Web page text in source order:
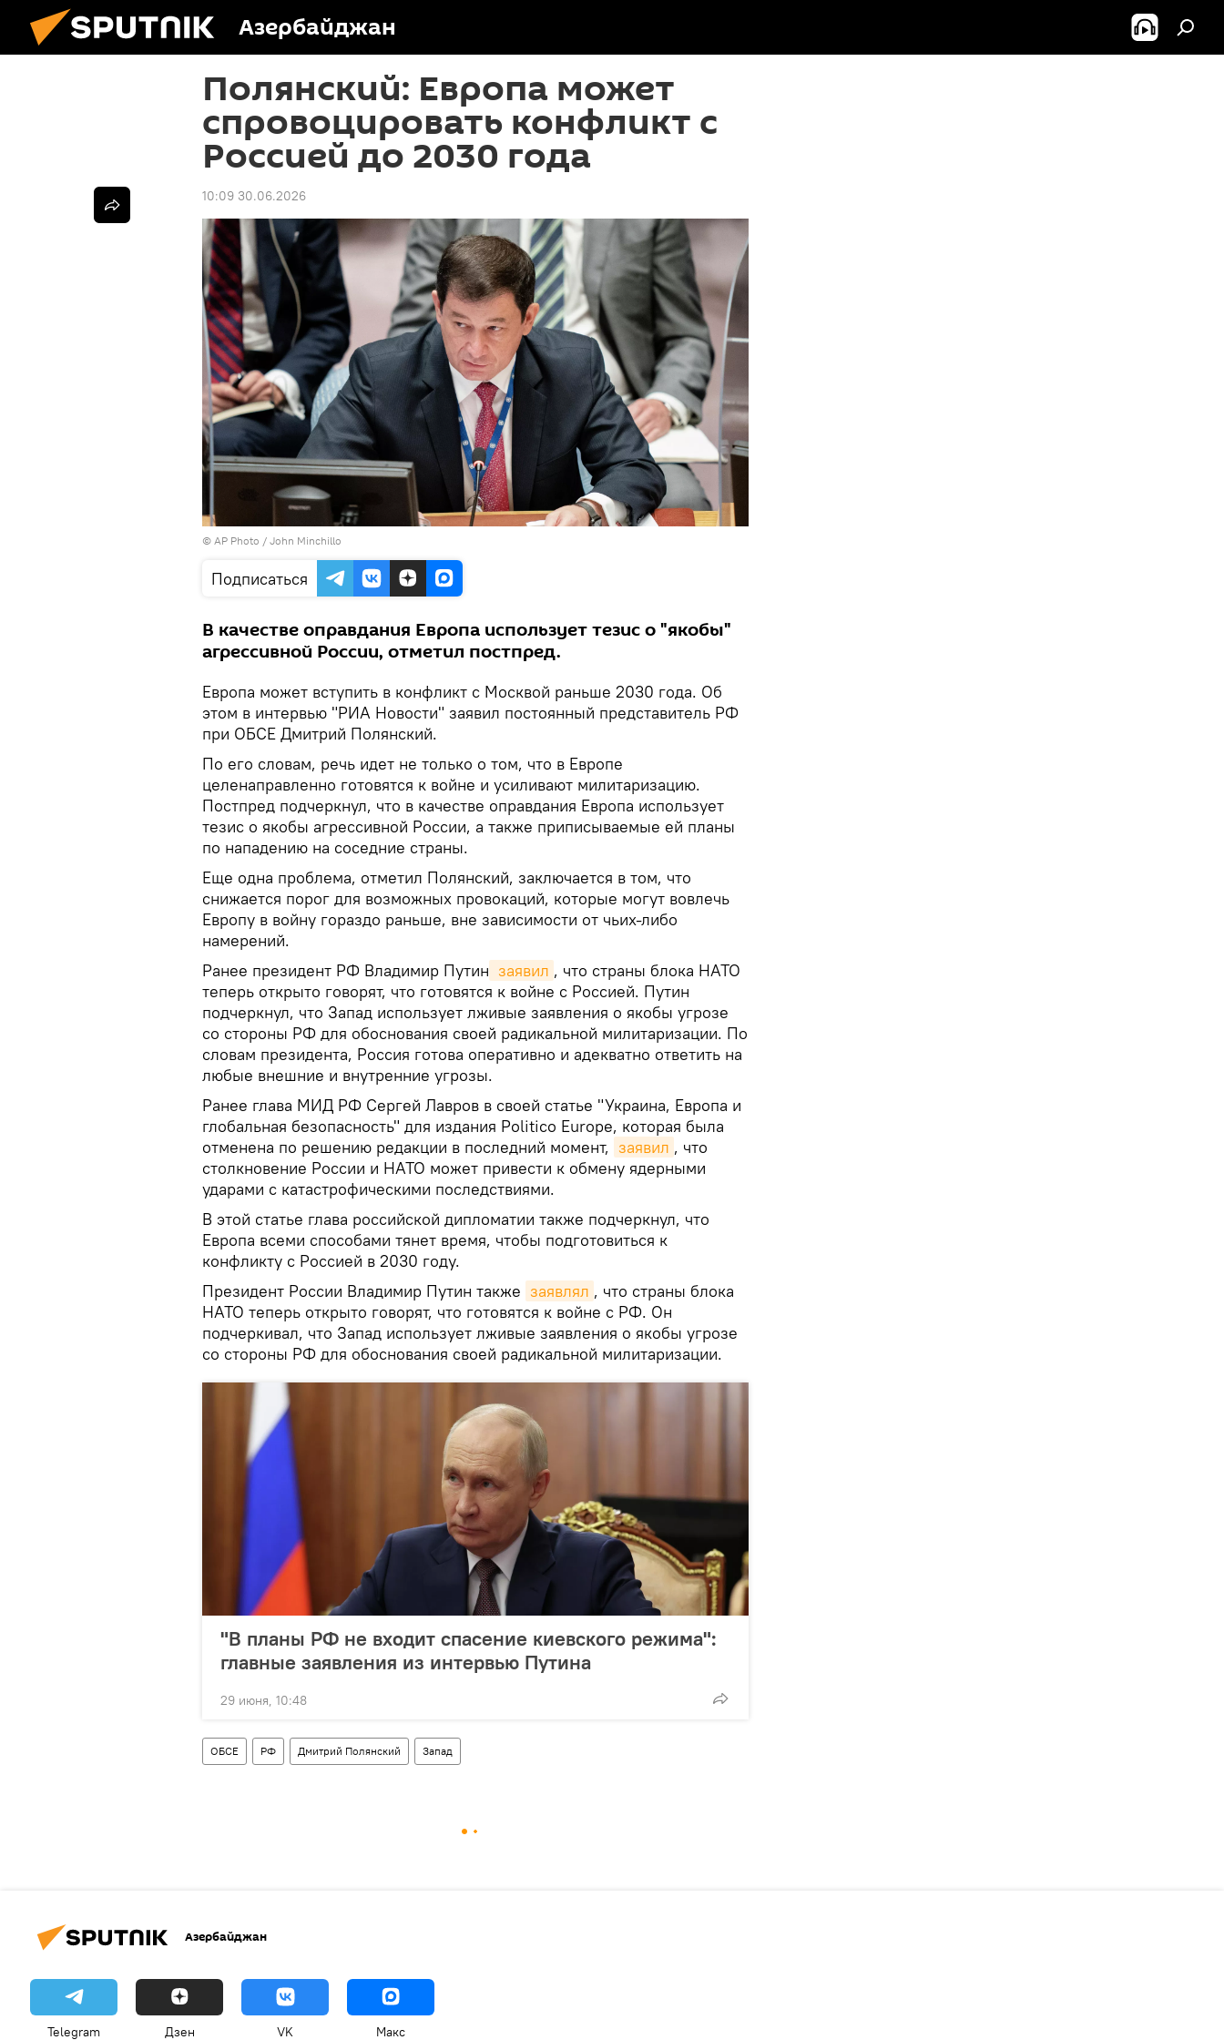
Азербайджан
Полянский: Европа может
спровоцировать конфликт с
Россией до 2030 года
10:09 30.06.2026
© AP Photo / John Minchillo
Подписаться
В качестве оправдания Европа использует тезис о "якобы"
агрессивной России, отметил постпред.
Европа может вступить в конфликт с Москвой раньше 2030 года. Об
этом в интервью "РИА Новости" заявил постоянный представитель РФ
при ОБСЕ Дмитрий Полянский.
По его словам, речь идет не только о том, что в Европе
целенаправленно готовятся к войне и усиливают милитаризацию.
Постпред подчеркнул, что в качестве оправдания Европа использует
тезис о якобы агрессивной России, а также приписываемые ей планы
по нападению на соседние страны.
Еще одна проблема, отметил Полянский, заключается в том, что
снижается порог для возможных провокаций, которые могут вовлечь
Европу в войну гораздо раньше, вне зависимости от чьих-либо
намерений.
Ранее президент РФ Владимир Путин заявил , что страны блока НАТО
теперь открыто говорят, что готовятся к войне с Россией. Путин
подчеркнул, что Запад использует лживые заявления о якобы угрозе
со стороны РФ для обоснования своей радикальной милитаризации. По
словам президента, Россия готова оперативно и адекватно ответить на
любые внешние и внутренние угрозы.
Ранее глава МИД РФ Сергей Лавров в своей статье "Украина, Европа и
глобальная безопасность" для издания Politico Europe, которая была
отменена по решению редакции в последний момент, заявил , что
столкновение России и НАТО может привести к обмену ядерными
ударами с катастрофическими последствиями.
В этой статье глава российской дипломатии также подчеркнул, что
Европа всеми способами тянет время, чтобы подготовиться к
конфликту с Россией в 2030 году.
Президент России Владимир Путин также заявлял , что страны блока
НАТО теперь открыто говорят, что готовятся к войне с РФ. Он
подчеркивал, что Запад использует лживые заявления о якобы угрозе
со стороны РФ для обоснования своей радикальной милитаризации.
"В планы РФ не входит спасение киевского режима":
главные заявления из интервью Путина
29 июня, 10:48
ОБСЕ РФ Дмитрий Полянский Запад
Азербайджан
Telegram Дзен VK Макс